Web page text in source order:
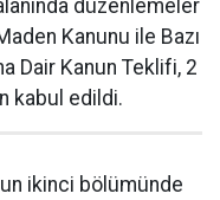
düzenlemeler
Kanunu ile Bazı
Dair Kanun Teklifi, 2
kabul edildi.
ikinci bölümünde